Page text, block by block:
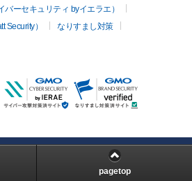
ーセキュリティ byイエラエ）
Security）
なりすまし対策
pagetop